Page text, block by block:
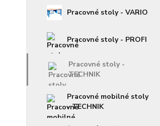
Pracovné stoly - VARIO
Pracovné stoly - PROFI
Pracovné stoly -
TECHNIK
Pracovné mobilné stoly
- TECHNIK